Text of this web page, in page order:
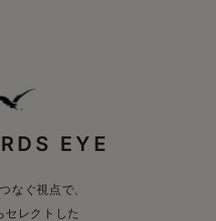
EYE
なぐ視点で、
セレクトした